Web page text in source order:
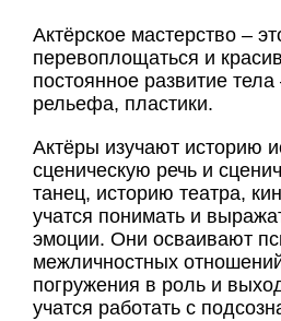
Актёрское мастерство –
перевоплощаться и
постоянное развитие
рельефа, пластики.
Актёры изучают историю
сценическую речь и
танец, историю театра,
учатся понимать и
эмоции. Они осваивают
межличностных
погружения в роль и
учатся работать с